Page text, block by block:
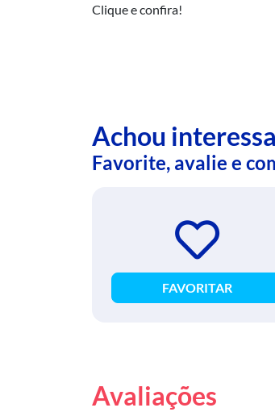
Clique e confira!
Achou
Favorite, avalie e
FAVORITAR
Avaliações